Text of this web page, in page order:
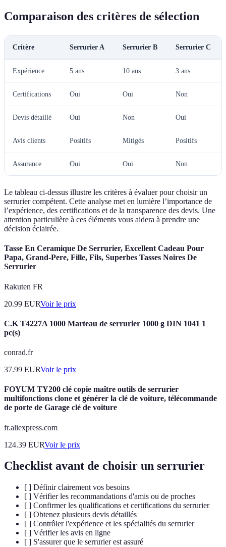
Comparaison des critères de sélection
Critère Serrurier A Serrurier B Serrurier C
Expérience 5 ans 10 ans 3 ans
Certifications Oui Oui Non
Devis détaillé Oui Non Oui
Avis clients Positifs Mitigés Positifs
Assurance Oui Oui Non
Le tableau ci-dessus illustre les critères à évaluer pour choisir un
serrurier compétent. Cette analyse met en lumière l’importance de
l’expérience, des certifications et de la transparence des devis. Une
attention particulière à ces éléments vous aidera à prendre une
décision éclairée.
Tasse En Ceramique De Serrurier, Excellent Cadeau Pour
Papa, Grand-Pere, Fille, Fils, Superbes Tasses Noires De
Serrurier
Rakuten FR
20.99 EURVoir le prix
C.K T4227A 1000 Marteau de serrurier 1000 g DIN 1041 1
pc(s)
conrad.fr
37.99 EURVoir le prix
FOYUM TY200 clé copie maître outils de serrurier
multifonctions clone et générer la clé de voiture, télécommande
de porte de Garage clé de voiture
fr.aliexpress.com
124.39 EURVoir le prix
Checklist avant de choisir un serrurier
[ ] Définir clairement vos besoins
[ ] Vérifier les recommandations d'amis ou de proches
[ ] Confirmer les qualifications et certifications du serrurier
[ ] Obtenez plusieurs devis détaillés
[ ] Contrôler l'expérience et les spécialités du serrurier
[ ] Vérifier les avis en ligne
[ ] S'assurer que le serrurier est assuré